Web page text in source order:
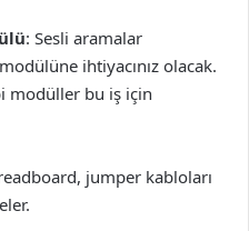
: Sesli aramalar
ihtiyacınız olacak.
modüller bu iş için
jumper kabloları